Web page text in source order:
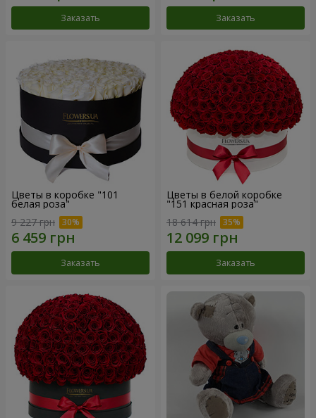
Заказать Заказать
Цветы в коробке "101
белая роза"
9 227 грн
Заказать
Цветы в белой коробке
"151 красная роза"
18 614 грн
Заказать